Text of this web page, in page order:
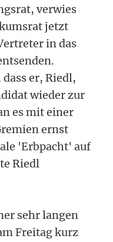
verwies
jetzt
in das
er, Riedl,
wieder zur
es mit einer
ernst
'Erbpacht' auf
Riedl
sehr langen
Freitag kurz